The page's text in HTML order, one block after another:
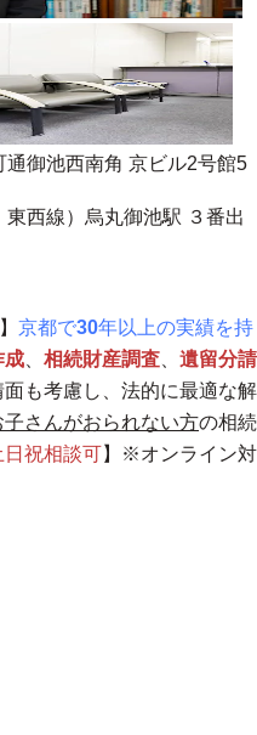
御池西南角 京ビル2号館5
西線）烏丸御池駅 ３番出
京都で30年以上の実績を持
成 相続財産調査
遺留分請
も考慮し、法的に最適な解
さんがおられない方の相続
日祝相談可】※オンライン対